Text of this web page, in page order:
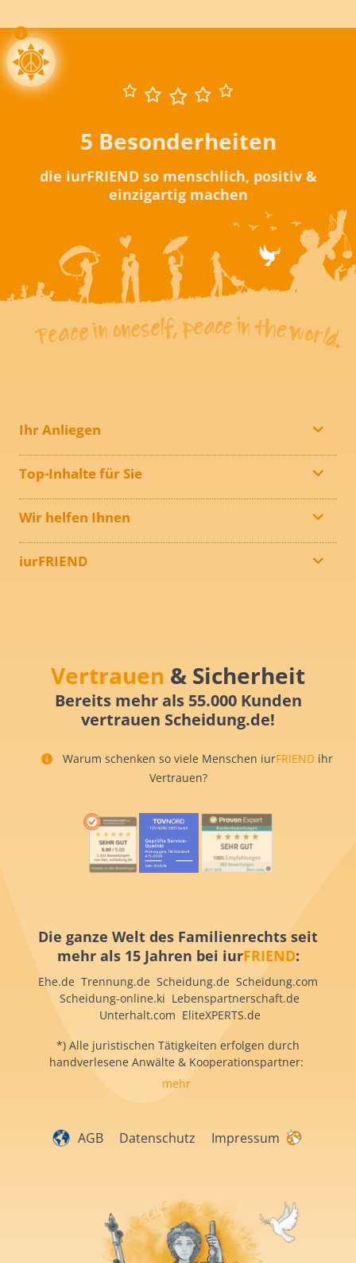
5 Besonderheiten
die iurFRIEND so menschlich, positiv &
einzigartig machen
Ihr Anliegen
Top-Inhalte für Sie
Wir helfen Ihnen
iurFRIEND
Vertrauen & Sicherheit
Bereits mehr als 55.000 Kunden
vertrauen Scheidung.de!
Warum schenken so viele Menschen iurFRIEND ihr
Vertrauen?
Die ganze Welt des Familienrechts seit
mehr als 15 Jahren bei iurFRIEND:
Ehe.de Trennung.de Scheidung.de Scheidung.com
Scheidung-online.ki Lebenspartnerschaft.de
Unterhalt.com EliteXPERTS.de
*) Alle juristischen Tätigkeiten erfolgen durch
handverlesene Anwälte & Kooperationspartner:
mehr
AGB Datenschutz Impressum